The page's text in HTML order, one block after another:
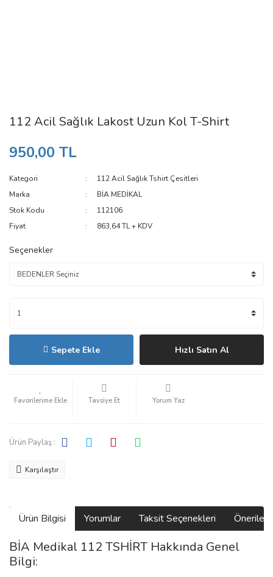
112 Acil Sağlık Lakost Uzun Kol T-Shirt
950,00 TL
Kategori
112 Acil Sağlık Tshirt Çesitleri
Marka
BİA MEDİKAL
Stok Kodu
112106
Fiyat
863,64 TL + KDV
Seçenekler
Sepete Ekle Hızlı Satın Al
Tavsiye Et Yorum Yaz
Ürün Paylaş :
Karşılaştır
Ürün Bilgisi Yorumlar Taksit Seçenekleri
BİA Medikal 112 TSHİRT Hakkında Genel
Bilgi: